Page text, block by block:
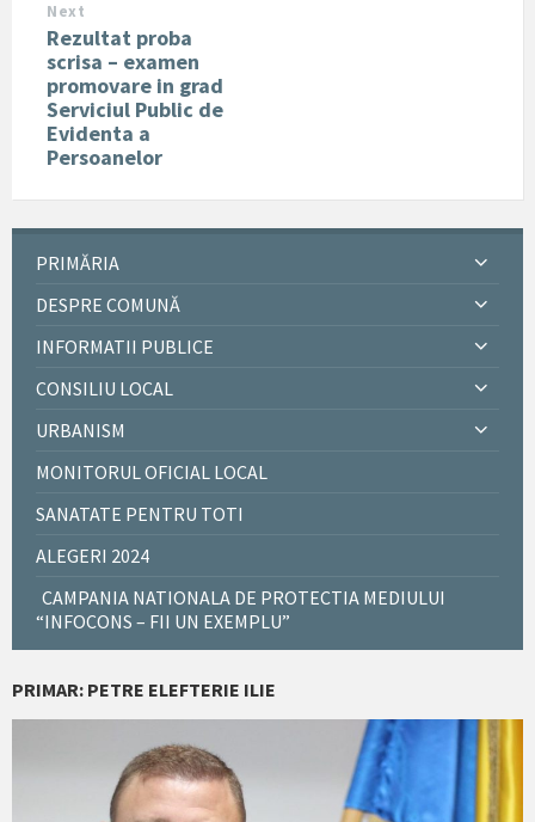
Next
Rezultat proba
scrisa – examen
promovare in grad
Serviciul Public de
Evidenta a
Persoanelor
PRIMĂRIA
DESPRE COMUNĂ
INFORMATII PUBLICE
CONSILIU LOCAL
URBANISM
MONITORUL OFICIAL LOCAL
SANATATE PENTRU TOTI
ALEGERI 2024
CAMPANIA NATIONALA DE PROTECTIA MEDIULUI
“INFOCONS – FII UN EXEMPLU”
PRIMAR: PETRE ELEFTERIE ILIE